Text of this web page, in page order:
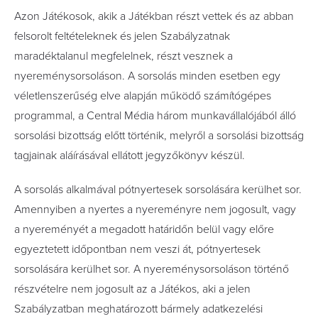
Azon Játékosok, akik a Játékban részt vettek és az abban
felsorolt feltételeknek és jelen Szabályzatnak
maradéktalanul megfelelnek, részt vesznek a
nyereménysorsoláson. A sorsolás minden esetben egy
véletlenszerűség elve alapján működő számítógépes
programmal, a Central Média három munkavállalójából álló
sorsolási bizottság előtt történik, melyről a sorsolási bizottság
tagjainak aláírásával ellátott jegyzőkönyv készül.
A sorsolás alkalmával pótnyertesek sorsolására kerülhet sor.
Amennyiben a nyertes a nyereményre nem jogosult, vagy
a nyereményét a megadott határidőn belül vagy előre
egyeztetett időpontban nem veszi át, pótnyertesek
sorsolására kerülhet sor. A nyereménysorsoláson történő
részvételre nem jogosult az a Játékos, aki a jelen
Szabályzatban meghatározott bármely adatkezelési